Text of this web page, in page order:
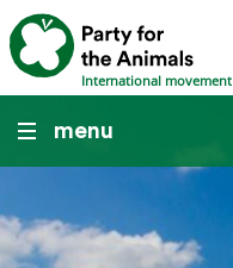
International movement
menu